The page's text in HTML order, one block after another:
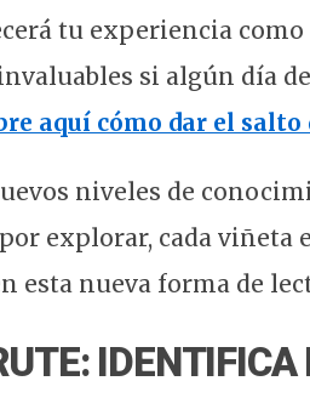
tu experiencia
si algún día
aquí cómo dar el
niveles de
explorar, cada viñeta
esta nueva forma de
IDENTIFICA